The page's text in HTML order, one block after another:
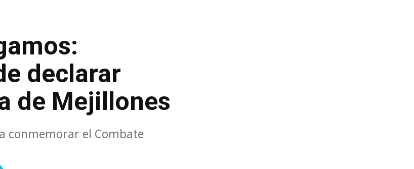
declarar
de Mejillones
conmemorar el Combate